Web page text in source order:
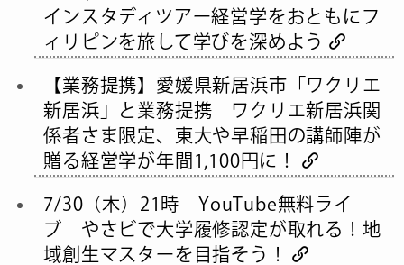
インスタディツアー経営学をおともにフ
ィリピンを旅して学びを深めよう
【業務提携】愛媛県新居浜市「ワクリエ
新居浜」と業務提携 ワクリエ新居浜関
係者さま限定、東大や早稲田の講師陣が
贈る経営学が年間1,100円に！
7/30（木）21時 YouTube無料ライ
ブ やさビで大学履修認定が取れる！地
域創生マスターを目指そう！